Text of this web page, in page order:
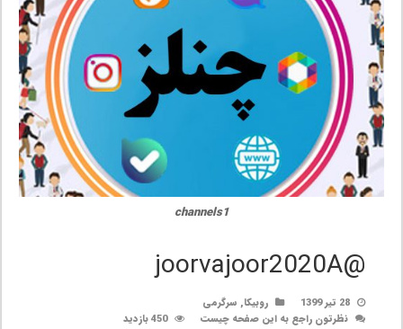
channels1
@joorvajoor2020A
28 تیر 1399 روبیکا, سرگرمی
نظرتون راجع به این صفحه چیست
450 بازدید